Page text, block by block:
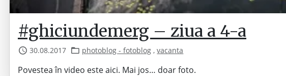
#ghiciundemerg – ziua a 4-a
30.08.2017 photoblog - fotoblog ,vacanta
Povestea în video este aici. Mai jos… doar foto.